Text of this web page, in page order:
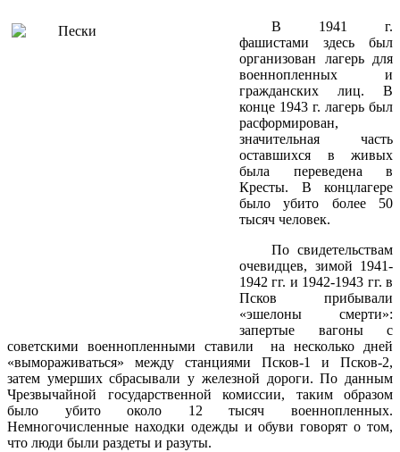
В 1941 г.
фашистами здесь был
организован лагерь для
военнопленных и
гражданских лиц. В
конце 1943 г. лагерь был
расформирован,
значительная часть
оставшихся в живых
была переведена в
Кресты. В концлагере
было убито более 50
тысяч человек.
По свидетельствам
очевидцев, зимой 1941-
1942 гг. и 1942-1943 гг. в
Псков прибывали
«эшелоны смерти»:
запертые вагоны с
советскими военнопленными ставили на несколько дней
«вымораживаться» между станциями Псков-1 и Псков-2,
затем умерших сбрасывали у железной дороги. По данным
Чрезвычайной государственной комиссии, таким образом
было убито около 12 тысяч военнопленных.
Немногочисленные находки одежды и обуви говорят о том,
что люди были раздеты и разуты.